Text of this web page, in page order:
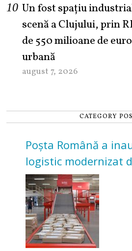
Un fost spațiu
scenă a Clujului, prin
de 550 milioane de
urbană
august 7, 2026
CATEGORY
Poșta Română a
logistic modernizat
Investiție de 3